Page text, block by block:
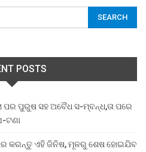
POSTS
ପର ପୁରୁଷ ସହ ଅବୈଧ ସ-ମ୍ବନ୍ଧ,ତା ପରେ
ଟଣା
କରନ୍ତୁ ଏହି ଜିନିଷ, ମୂଳରୁ ଶେଷ ହୋଇଯିବ